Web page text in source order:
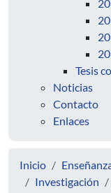
Tesis
Noticias
Contacto
Enlaces
Inicio
Investigación